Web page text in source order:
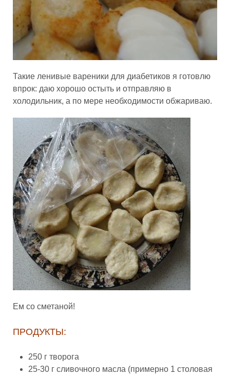
Такие ленивые вареники для диабетиков я готовлю
впрок: даю хорошо остыть и отправляю в
холодильник, а по мере необходимости обжариваю.
Ем со сметаной!
ПРОДУКТЫ:
250 г творога
25-30 г сливочного масла (примерно 1 столовая